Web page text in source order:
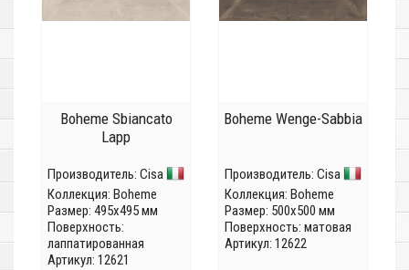
Boheme Sbiancato
Lapp
Производитель: Cisa
Коллекция: Boheme
Размер: 495x495 мм
Поверхность:
лаппатированная
Артикул: 12621
Boheme Wenge-Sabbia
Производитель: Cisa
Коллекция: Boheme
Размер: 500x500 мм
Поверхность: матовая
Артикул: 12622